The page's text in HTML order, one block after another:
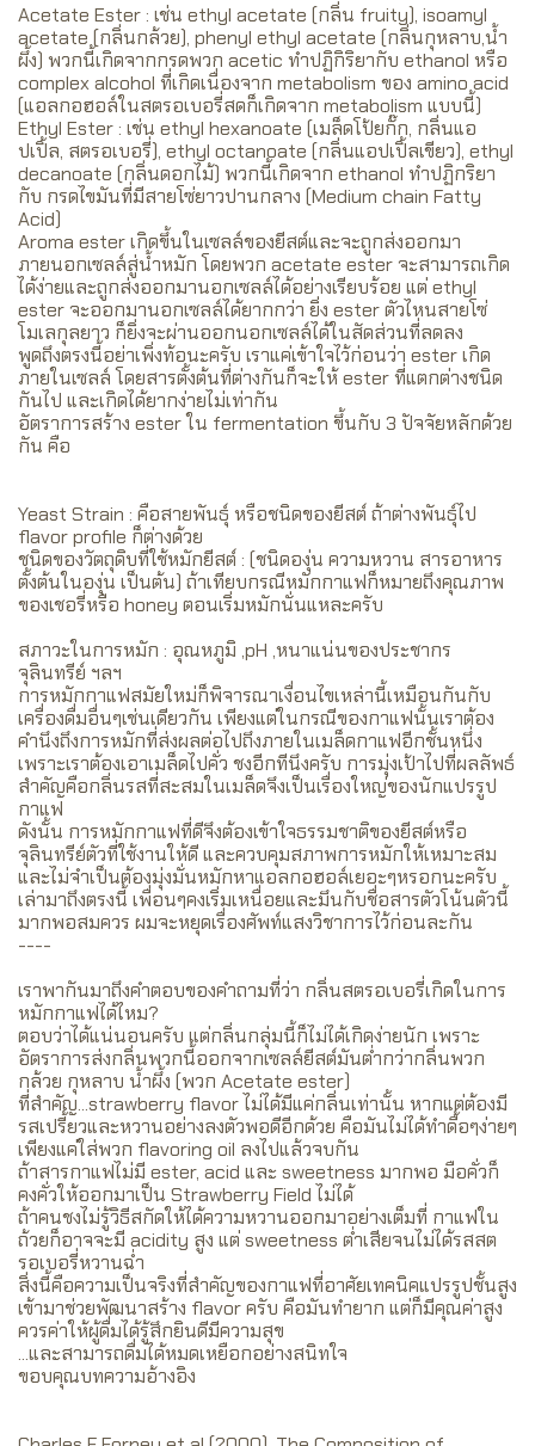
Acetate Ester : เช่น ethyl acetate (กลิ่น fruity), isoamyl
acetate (กลิ่นกล้วย), phenyl ethyl acetate (กลิ่นกุหลาบ,น้ำ
ผึ้ง) พวกนี้เกิดจากกรดพวก acetic ทำปฏิกิริยากับ ethanol หรือ
complex alcohol ที่เกิดเนื่องจาก metabolism ของ amino acid
(แอลกอฮอล์ในสตรอเบอรี่สดก็เกิดจาก metabolism แบบนี้)
Ethyl Ester : เช่น ethyl hexanoate (เมล็ดโป้ยกั๊ก, กลิ่นแอ
ปเปิ้ล, สตรอเบอรี่), ethyl octanoate (กลิ่นแอปเปิ้ลเขียว), ethyl
decanoate (กลิ่นดอกไม้) พวกนี้เกิดจาก ethanol ทำปฏิกริยา
กับ กรดไขมันที่มีสายโซ่ยาวปานกลาง (Medium chain Fatty
Acid)
Aroma ester เกิดขึ้นในเซลล์ของยีสต์และจะถูกส่งออกมา
ภายนอกเซลล์สู่น้ำหมัก โดยพวก acetate ester จะสามารถเกิด
ได้ง่ายและถูกส่งออกมานอกเซลล์ได้อย่างเรียบร้อย แต่ ethyl
ester จะออกมานอกเซลล์ได้ยากกว่า ยิ่ง ester ตัวไหนสายโซ่
โมเลกุลยาว ก็ยิ่งจะผ่านออกนอกเซลล์ได้ในสัดส่วนที่ลดลง
พูดถึงตรงนี้อย่าเพิ่งท้อนะครับ เราแค่เข้าใจไว้ก่อนว่า ester เกิด
ภายในเซลล์ โดยสารตั้งต้นที่ต่างกันก็จะให้ ester ที่แตกต่างชนิด
กันไป และเกิดได้ยากง่ายไม่เท่ากัน
อัตราการสร้าง ester ใน fermentation ขึ้นกับ 3 ปัจจัยหลักด้วย
กัน คือ
Yeast Strain : คือสายพันธุ์ หรือชนิดของยีสต์ ถ้าต่างพันธุ์ไป
flavor profile ก็ต่างด้วย
ชนิดของวัตถุดิบที่ใช้หมักยีสต์ : (ชนิดองุ่น ความหวาน สารอาหาร
ตั้งต้นในองุ่น เป็นต้น) ถ้าเทียบกรณีหมักกาแฟก็หมายถึงคุณภาพ
ของเชอรี่หรือ honey ตอนเริ่มหมักนั่นแหละครับ
สภาวะในการหมัก : อุณหภูมิ ,pH ,หนาแน่นของประชากร
จุลินทรีย์ ฯลฯ
การหมักกาแฟสมัยใหม่ก็พิจารณาเงื่อนไขเหล่านี้เหมือนกันกับ
เครื่องดื่มอื่นๆเช่นเดียวกัน เพียงแต่ในกรณีของกาแฟนั้นเราต้อง
คำนึงถึงการหมักที่ส่งผลต่อไปถึงภายในเมล็ดกาแฟอีกชั้นหนึ่ง
เพราะเราต้องเอาเมล็ดไปคั่ว ชงอีกทีนึงครับ การมุ่งเป้าไปที่ผลลัพธ์
สำคัญคือกลิ่นรสที่สะสมในเมล็ดจึงเป็นเรื่องใหญ่ของนักแปรรูป
กาแฟ
ดังนั้น การหมักกาแฟที่ดีจึงต้องเข้าใจธรรมชาติของยีสต์หรือ
จุลินทรีย์ตัวที่ใช้งานให้ดี และควบคุมสภาพการหมักให้เหมาะสม
และไม่จำเป็นต้องมุ่งมั่นหมักหาแอลกอฮอล์เยอะๆหรอกนะครับ
เล่ามาถึงตรงนี้ เพื่อนๆคงเริ่มเหนื่อยและมึนกับชื่อสารตัวโน้นตัวนี้
มากพอสมควร ผมจะหยุดเรื่องศัพท์แสงวิชาการไว้ก่อนละกัน
----
เราพากันมาถึงคำตอบของคำถามที่ว่า กลิ่นสตรอเบอรี่เกิดในการ
หมักกาแฟได้ไหม?
ตอบว่าได้แน่นอนครับ แต่กลิ่นกลุ่มนี้ก็ไม่ได้เกิดง่ายนัก เพราะ
อัตราการส่งกลิ่นพวกนี้ออกจากเซลล์ยีสต์มันต่ำกว่ากลิ่นพวก
กล้วย กุหลาบ น้ำผึ้ง (พวก Acetate ester)
ที่สำคัญ...strawberry flavor ไม่ได้มีแค่กลิ่นเท่านั้น หากแต่ต้องมี
รสเปรี้ยวและหวานอย่างลงตัวพอดีอีกด้วย คือมันไม่ได้ทำดื้อๆง่ายๆ
เพียงแค่ใส่พวก flavoring oil ลงไปแล้วจบกัน
ถ้าสารกาแฟไม่มี ester, acid และ sweetness มากพอ มือคั่วก็
คงคั่วให้ออกมาเป็น Strawberry Field ไม่ได้
ถ้าคนชงไม่รู้วิธีสกัดให้ได้ความหวานออกมาอย่างเต็มที่ กาแฟใน
ถ้วยก็อาจจะมี acidity สูง แต่ sweetness ต่ำเสียจนไม่ได้รสสต
รอเบอรี่หวานฉ่ำ
สิ่งนี้คือความเป็นจริงที่สำคัญของกาแฟที่อาศัยเทคนิคแปรรูปชั้นสูง
เข้ามาช่วยพัฒนาสร้าง flavor ครับ คือมันทำยาก แต่ก็มีคุณค่าสูง
ควรค่าให้ผู้ดื่มได้รู้สึกยินดีมีความสุข
...และสามารถดื่มได้หมดเหยือกอย่างสนิทใจ
ขอบคุณบทความอ้างอิง